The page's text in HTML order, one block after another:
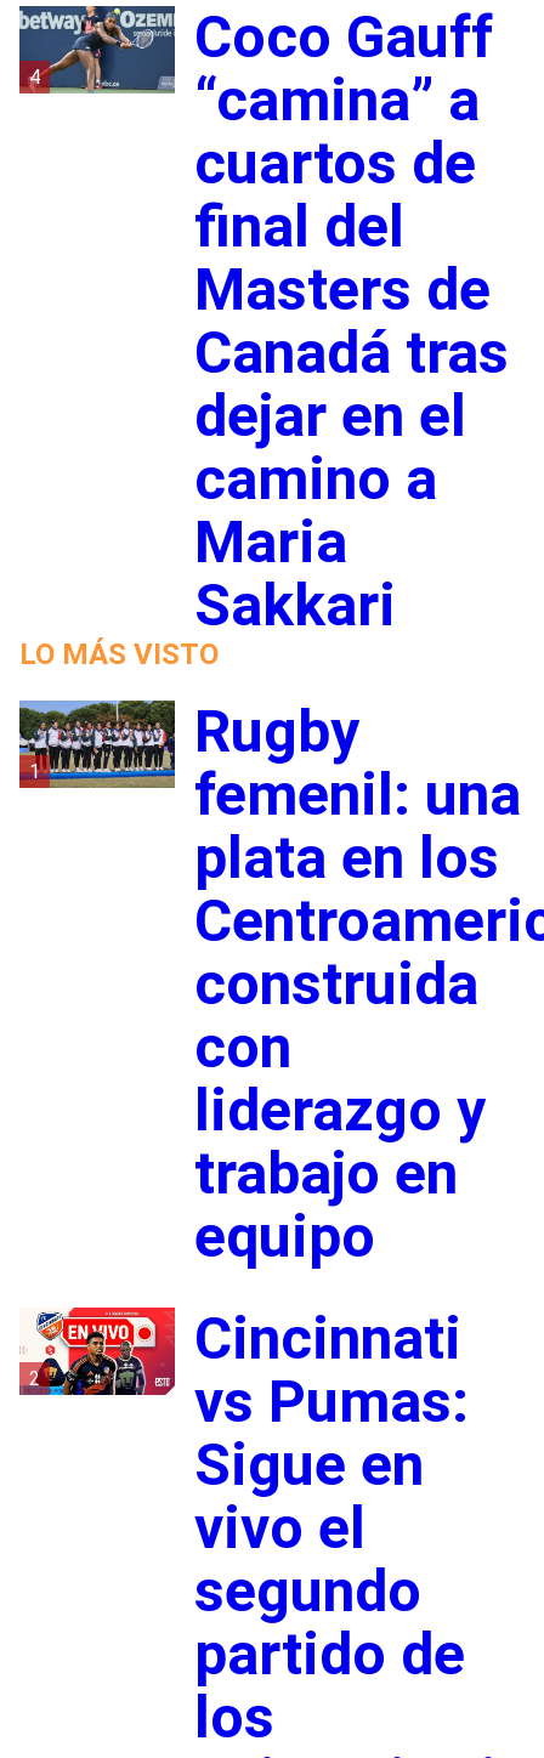
4
Coco Gauff
“camina” a
cuartos de
final del
Masters de
Canadá tras
dejar en el
camino a
Maria
Sakkari
LO MÁS VISTO
1
Rugby
femenil: una
plata en los
construida
con
liderazgo y
trabajo en
equipo
2
Cincinnati
vs Pumas:
Sigue en
vivo el
segundo
partido de
los